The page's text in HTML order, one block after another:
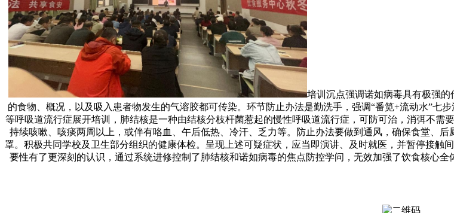
培训沉点强调诺如病毒具有极强
的食物、概况，以及吸入患者物发生的气溶胶都可传染。环节防止办法是勤洗手，强调“番笕+流动水”七
等呼吸道流行症展开培训，肺结核是一种由结核分枝杆菌惹起的慢性呼吸道流行症，可防可治，消弭不
持续咳嗽、咳痰两周以上，或伴有咯血、午后低热、冷汗、乏力等。防止办法要做到通风，确保食堂、
罩。积极共同学校及卫生部分组织的健康体检。呈现上述可疑症状，应当即演讲、及时就医，并暂停接
要性有了更深刻的认识，通过系统进修控制了肺结核和诺如病毒的焦点防控学问，无效加强了饮食核心